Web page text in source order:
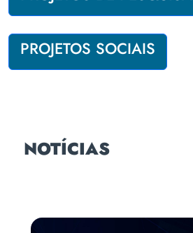
PROJETOS SOCIAIS
NOTÍCIAS